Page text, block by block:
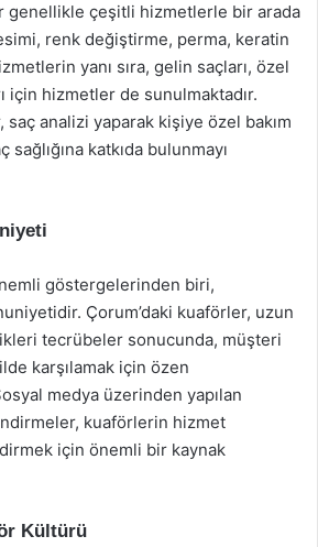
genellikle çeşitli hizmetlerle bir arada
renk değiştirme, perma, keratin
yanı sıra, gelin saçları, özel
için hizmetler de sunulmaktadır.
saç analizi yaparak kişiye özel bakım
katkıda bulunmayı
göstergelerinden biri,
Çorum’daki kuaförler, uzun
tecrübeler sonucunda, müşteri
karşılamak için özen
medya üzerinden yapılan
kuaförlerin hizmet
için önemli bir kaynak
Kültürü